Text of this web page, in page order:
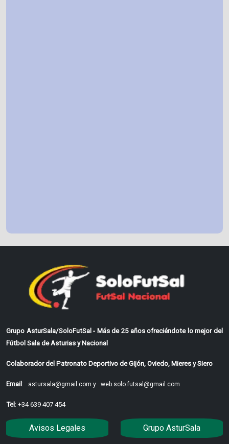
Grupo AsturSala/SoloFutSal - Más de 25 años ofreciéndote lo mejor del
Fútbol Sala de Asturias y Nacional
Colaborador del Patronato Deportivo de Gijón, Oviedo, Mieres y Siero
Email: astursala@gmail.com y web.solo.futsal@gmail.com
Tel: +34 639 407 454
Avisos Legales Grupo AsturSala